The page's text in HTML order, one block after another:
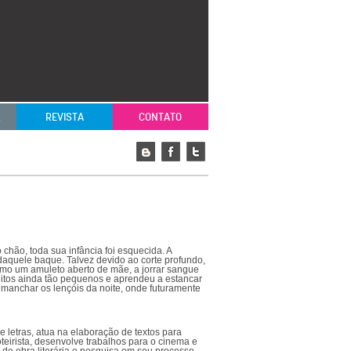
REVISTA CONTATO
toda sua infância foi esquecida. A
baque. Talvez devido ao corte profundo,
um amuleto aberto de mãe, a jorrar sangue
ainda tão pequenos e aprendeu a estancar
os lençóis da noite, onde futuramente
letras, atua na elaboração de textos para
desenvolve trabalhos para o cinema e